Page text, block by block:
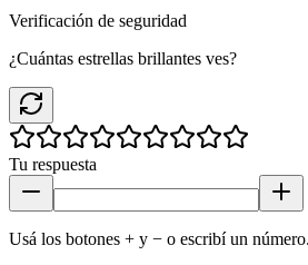
Verificación de seguridad
¿Cuántas estrellas brillantes ves?
Tu respuesta
Usá los botones + y − o escribí un número.